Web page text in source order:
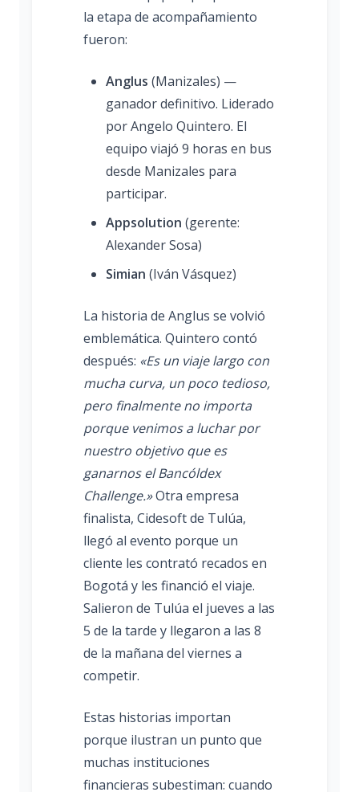
la etapa de acompañamiento
fueron:
Anglus (Manizales) —
ganador definitivo. Liderado
por Angelo Quintero. El
equipo viajó 9 horas en bus
desde Manizales para
participar.
Appsolution (gerente:
Alexander Sosa)
Simian (Iván Vásquez)
La historia de Anglus se volvió
emblemática. Quintero contó
después: «Es un viaje largo con
mucha curva, un poco tedioso,
pero finalmente no importa
porque venimos a luchar por
nuestro objetivo que es
ganarnos el Bancóldex
Challenge.»Otra empresa
finalista, Cidesoft de Tulúa,
llegó al evento porque un
cliente les contrató recados en
Bogotá y les financió el viaje.
Salieron de Tulúa el jueves a las
5 de la tarde y llegaron a las 8
de la mañana del viernes a
competir.
Estas historias importan
porque ilustran un punto que
muchas instituciones
financieras subestiman: cuando